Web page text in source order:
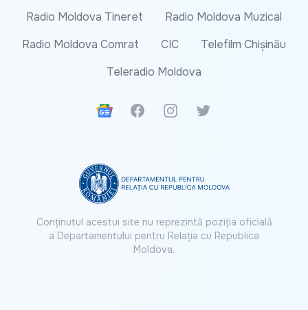
Radio Moldova Tineret
Radio Moldova Muzical
Radio Moldova Comrat
CIC
Telefilm Chișinău
Teleradio Moldova
Google News
FacebookInstagramTwitter
Conținutul acestui site nu reprezintă poziția oficială
a Departamentului pentru Relația cu Republica
Moldova.